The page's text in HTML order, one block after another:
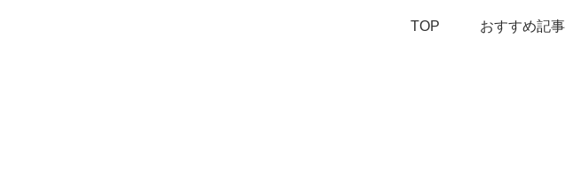
TOP おすすめ記事